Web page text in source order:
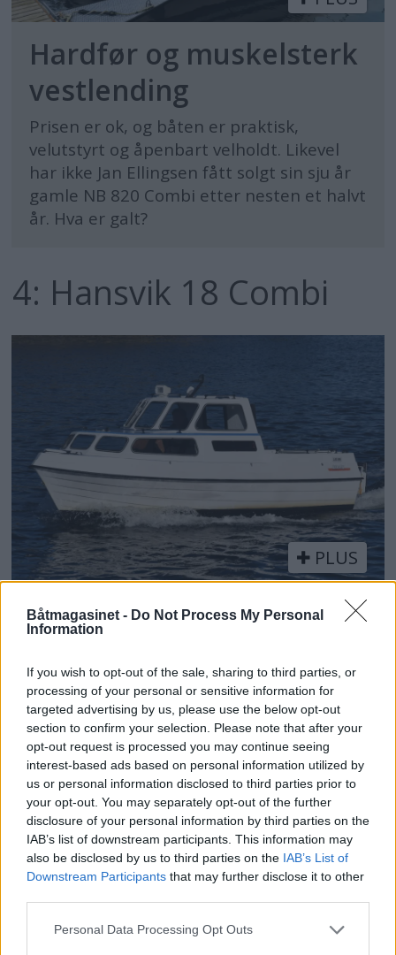
Båtmagasinet - Do Not Process My Personal
Information
If you wish to opt-out of the sale, sharing to third parties, or
processing of your personal or sensitive information for
targeted advertising by us, please use the below opt-out
section to confirm your selection. Please note that after your
opt-out request is processed you may continue seeing
interest-based ads based on personal information utilized by
us or personal information disclosed to third parties prior to
your opt-out. You may separately opt-out of the further
disclosure of your personal information by third parties on the
IAB’s list of downstream participants. This information may
also be disclosed by us to third parties on the IAB’s List of
Downstream Participants that may further disclose it to other
Personal Data Processing Opt Outs
Hardfør og muskelsterk
vestlending
Prisen er ok, og båten er praktisk,
velutstyrt og åpenbart velholdt. Likevel
har ikke Jan Ellingsen fått solgt sin sju år
gamle NB 820 Combi etter nesten et halvt
år. Hva er galt?
4: Hansvik 18 Combi
PLUS
Hobbysjark til gunstig
Mangfoldet av brukte, norskbygde
styrehusbåter som egner seg for
hobbyfiske og helårsbruk, er stort. Linda
Arnesen i Porsgrunn vurderte mange
alternativer, men endte opp med en
Hansvik 18 Combi fra 1988.
3: Askeladden P66
Weekend